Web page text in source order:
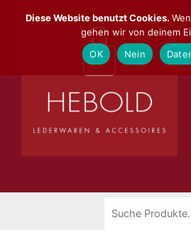
Inhalt
Diese Website benutzt Cookies.
gehen wir von deinem
OK
Nein